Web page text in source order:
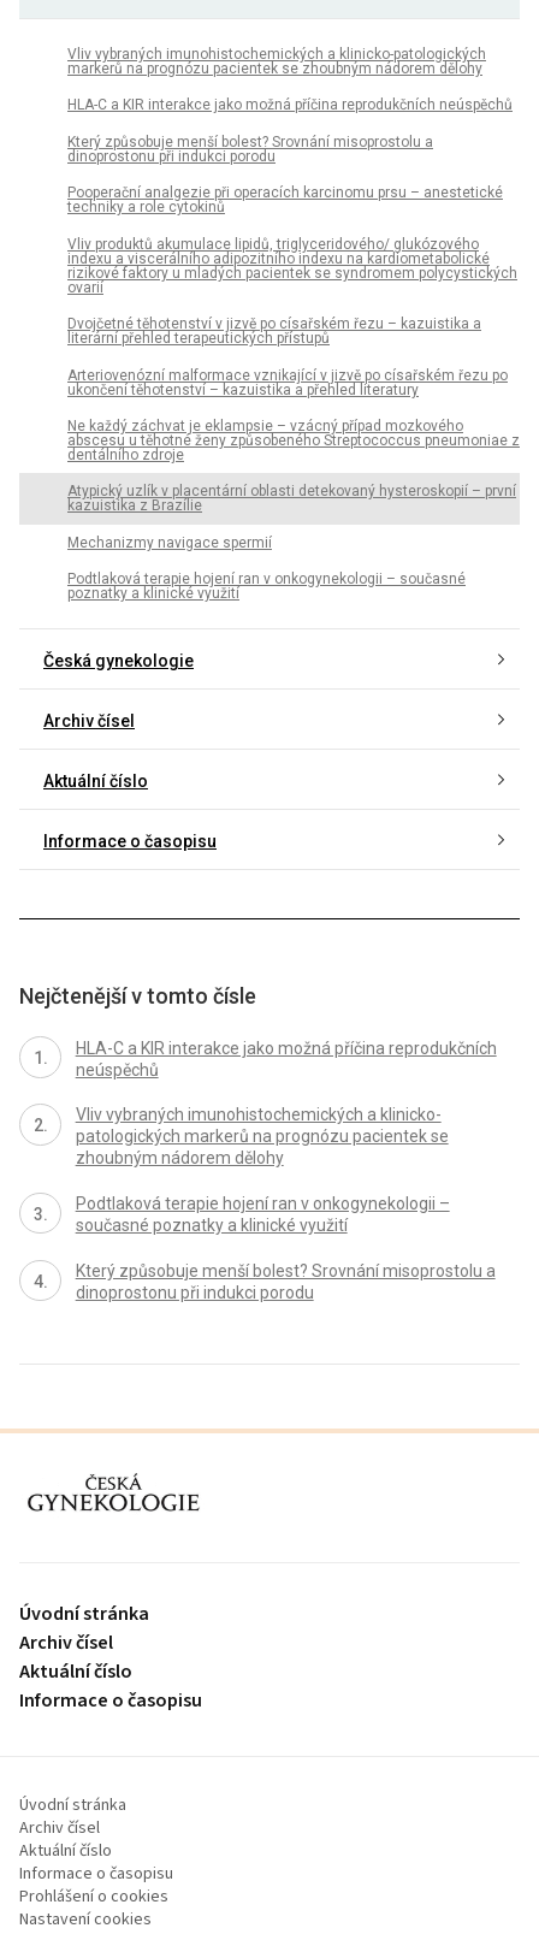
Vliv vybraných imunohistochemických a klinicko-patologických
markerů na prognózu pacientek se zhoubným nádorem dělohy
HLA-C a KIR interakce jako možná příčina reprodukčních neúspěchů
Který způsobuje menší bolest? Srovnání misoprostolu a
dinoprostonu při indukci porodu
Pooperační analgezie při operacích karcinomu prsu – anestetické
techniky a role cytokinů
Vliv produktů akumulace lipidů, triglyceridového/ glukózového
indexu a viscerálního adipozitního indexu na kardiometabolické
rizikové faktory u mladých pacientek se syndromem polycystických
ovarií
Dvojčetné těhotenství v jizvě po císařském řezu – kazuistika a
literární přehled terapeutických přístupů
Arteriovenózní malformace vznikající v jizvě po císařském řezu po
ukončení těhotenství – kazuistika a přehled literatury
Ne každý záchvat je eklampsie – vzácný případ mozkového
abscesu u těhotné ženy způsobeného Streptococcus pneumoniae z
dentálního zdroje
Atypický uzlík v placentární oblasti detekovaný hysteroskopií – první
kazuistika z Brazílie
Mechanizmy navigace spermií
Podtlaková terapie hojení ran v onkogynekologii – současné
poznatky a klinické využití
Česká gynekologie
Archiv čísel
Aktuální číslo
Informace o časopisu
Nejčtenější v tomto čísle
HLA-C a KIR interakce jako možná příčina reprodukčních
neúspěchů
Vliv vybraných imunohistochemických a klinicko-
patologických markerů na prognózu pacientek se
zhoubným nádorem dělohy
Podtlaková terapie hojení ran v onkogynekologii –
současné poznatky a klinické využití
Který způsobuje menší bolest? Srovnání misoprostolu a
dinoprostonu při indukci porodu
proLékaře.cz
Úvodní stránka
Archiv čísel
Aktuální číslo
Informace o časopisu
Úvodní stránka
Archiv čísel
Aktuální číslo
Informace o časopisu
Prohlášení o cookies
Nastavení cookies